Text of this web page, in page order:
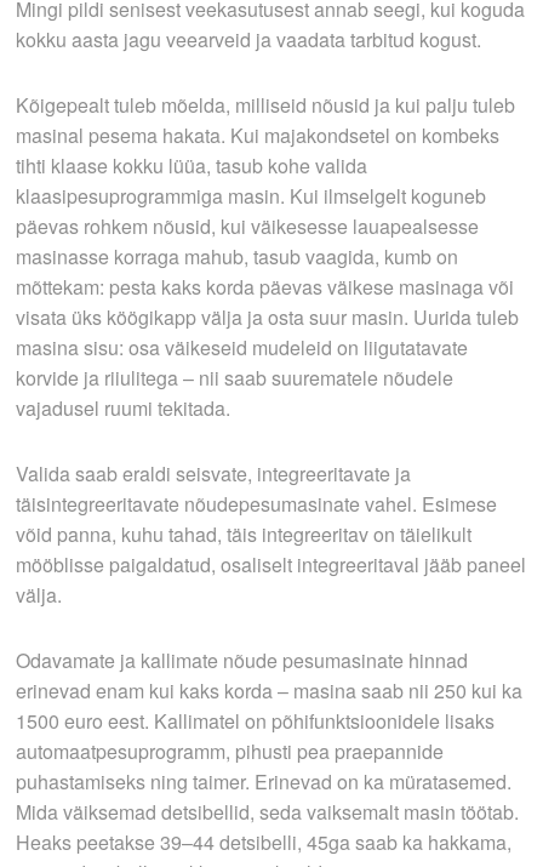
Mingi pildi senisest veekasutusest annab seegi, kui koguda
kokku aasta jagu veearveid ja vaadata tarbitud kogust.
Kõigepealt tuleb mõelda, milliseid nõusid ja kui palju tuleb
masinal pesema hakata. Kui majakondsetel on kombeks
tihti klaase kokku lüüa, tasub kohe valida
klaasipesuprogrammiga masin. Kui ilmselgelt koguneb
päevas rohkem nõusid, kui väikesesse lauapealsesse
masinasse korraga mahub, tasub vaagida, kumb on
mõttekam: pesta kaks korda päevas väikese masinaga või
visata üks köögikapp välja ja osta suur masin. Uurida tuleb
masina sisu: osa väikeseid mudeleid on liigutatavate
korvide ja riiulitega – nii saab suurematele nõudele
vajadusel ruumi tekitada.
Valida saab eraldi seisvate, integreeritavate ja
täisintegreeritavate nõudepesumasinate vahel. Esimese
võid panna, kuhu tahad, täis­ integreeritav on täielikult
mööblisse paigaldatud, osaliselt integreeritaval jääb paneel
välja.
Odavamate ja kallimate nõude­ pesumasinate hinnad
erinevad enam kui kaks korda – masina saab nii 250 kui ka
1500 euro eest. Kallimatel on põhifunktsioonidele lisaks
automaatpesuprogramm, pihusti­ pea praepannide
puhastamiseks ning taimer. Erinevad on ka müratasemed.
Mida väiksemad detsibellid, seda vaiksemalt masin töötab.
Heaks peetakse 39–44 detsibelli, 45ga saab ka hakkama,